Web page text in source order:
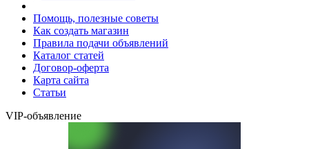
Помощь, полезные советы
Как создать магазин
Правила подачи объявлений
Каталог статей
Договор-оферта
Карта сайта
Статьи
VIP-объявление